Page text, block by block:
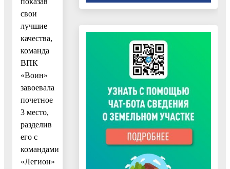
свои
лучшие
качества,
команда
ВПК
«Воин»
завоевала
почетное
3 место,
разделив
его с
командами
«Легион»